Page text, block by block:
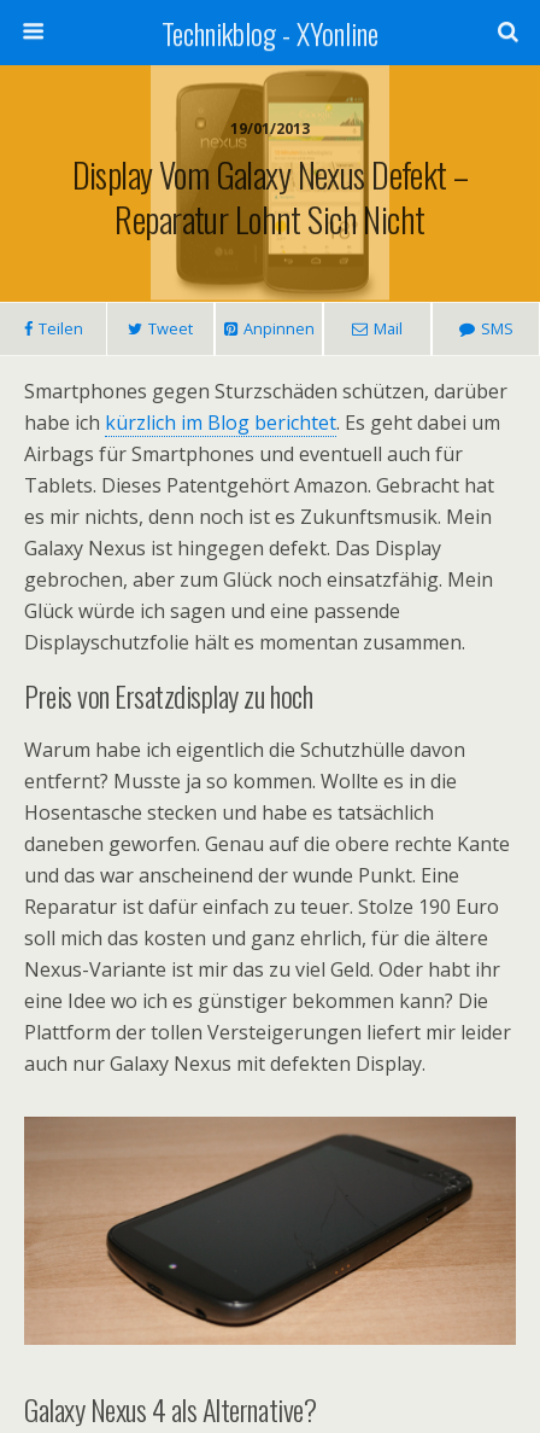
Technikblog - XYonline
19/01/2013
Display Vom Galaxy Nexus Defekt –
Reparatur Lohnt Sich Nicht
Teilen Tweet Anpinnen Mail SMS
Smartphones gegen Sturzschäden schützen, darüber
habe ich kürzlich im Blog berichtet. Es geht dabei um
Airbags für Smartphones und eventuell auch für
Tablets. Dieses Patentgehört Amazon. Gebracht hat
es mir nichts, denn noch ist es Zukunftsmusik. Mein
Galaxy Nexus ist hingegen defekt. Das Display
gebrochen, aber zum Glück noch einsatzfähig. Mein
Glück würde ich sagen und eine passende
Displayschutzfolie hält es momentan zusammen.
Preis von Ersatzdisplay zu hoch
Warum habe ich eigentlich die Schutzhülle davon
entfernt? Musste ja so kommen. Wollte es in die
Hosentasche stecken und habe es tatsächlich
daneben geworfen. Genau auf die obere rechte Kante
und das war anscheinend der wunde Punkt. Eine
Reparatur ist dafür einfach zu teuer. Stolze 190 Euro
soll mich das kosten und ganz ehrlich, für die ältere
Nexus-Variante ist mir das zu viel Geld. Oder habt ihr
eine Idee wo ich es günstiger bekommen kann? Die
Plattform der tollen Versteigerungen liefert mir leider
auch nur Galaxy Nexus mit defekten Display.
Galaxy Nexus 4 als Alternative?